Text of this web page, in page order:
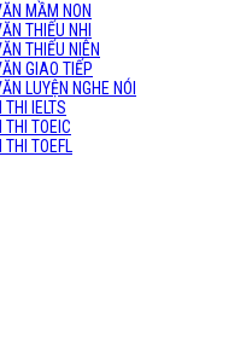
MẦM NON
THIẾU NHI
THIẾU NIÊN
GIAO TIẾP
LUYỆN NGHE NÓI
IELTS
TOEIC
TOEFL